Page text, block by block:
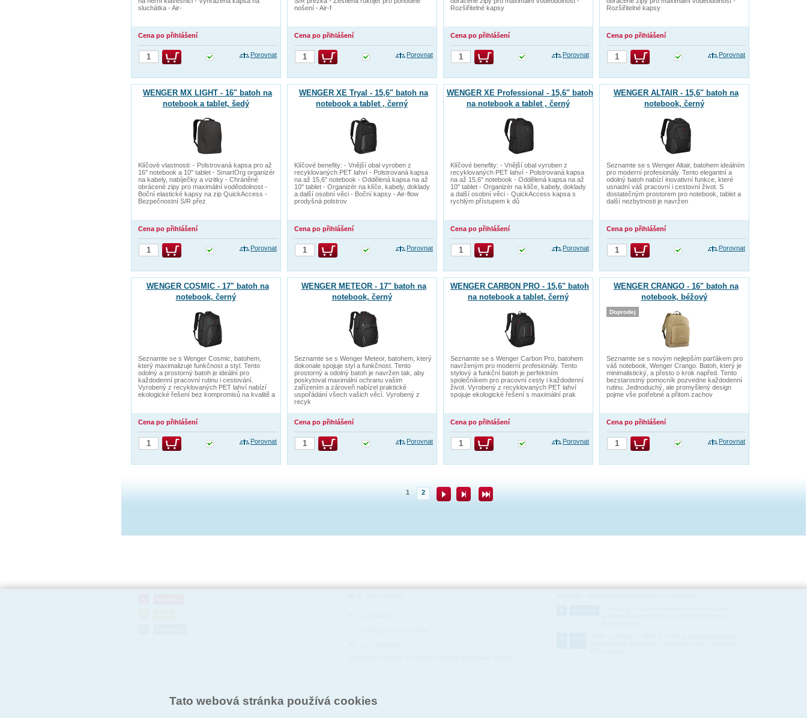
sluchátka - Air-
Cena po přihlášení
Porovnat
nošení - Air-f
Cena po přihlášení
Porovnat
Rozšiřitelné kapsy
Cena po přihlášení
Porovnat
Rozšiřitelné kapsy
Cena po přihlášení
Porovnat
WENGER MX LIGHT - 16" batoh na
notebook a tablet, šedý
Klíčové vlastnosti: - Polstrovaná kapsa pro až
16" notebook a 10" tablet - SmartOrg organizér
na kabely, nabíječky a vizitky - Chráněné
obrácené zipy pro maximální voděodolnost -
Boční elastické kapsy na zip QuickAccess -
Bezpečnostní S/R přez
Cena po přihlášení
Porovnat
WENGER XE Tryal - 15,6" batoh na
notebook a tablet , černý
Klíčové benefity: - Vnější obal vyroben z
recyklovaných PET lahví - Polstrovaná kapsa
na až 15,6" notebook - Oddělená kapsa na až
10" tablet - Organizér na klíče, kabely, doklady
a další osobní věci - Boční kapsy - Air-flow
prodyšná polstrov
Cena po přihlášení
Porovnat
WENGER XE Professional - 15,6" batoh
na notebook a tablet , černý
Klíčové benefity: - Vnější obal vyroben z
recyklovaných PET lahví - Polstrovaná kapsa
na až 15,6" notebook - Oddělená kapsa na až
10" tablet - Organizér na klíče, kabely, doklady
a další osobní věci - QuickAccess kapsa s
rychlým přístupem k dů
Cena po přihlášení
Porovnat
WENGER ALTAIR - 15,6" batoh na
notebook, černý
Seznamte se s Wenger Altair, batohem ideálním
pro moderní profesionály. Tento elegantní a
odolný batoh nabízí inovativní funkce, které
usnadní váš pracovní i cestovní život. S
dostatečným prostorem pro notebook, tablet a
další nezbytnosti je navržen
Cena po přihlášení
Porovnat
WENGER COSMIC - 17" batoh na
notebook, černý
Seznamte se s Wenger Cosmic, batohem,
který maximalizuje funkčnost a styl. Tento
odolný a prostorný batoh je ideální pro
každodenní pracovní rutinu i cestování.
Vyrobený z recyklovaných PET lahví nabízí
ekologické řešení bez kompromisů na kvalitě a
Cena po přihlášení
Porovnat
WENGER METEOR - 17" batoh na
notebook, černý
Seznamte se s Wenger Meteor, batohem, který
dokonale spojuje styl a funkčnost. Tento
prostorný a odolný batoh je navržen tak, aby
poskytoval maximální ochranu vašim
zařízením a zároveň nabízel praktické
uspořádání všech vašich věcí. Vyrobený z
recyk
Cena po přihlášení
Porovnat
WENGER CARBON PRO - 15,6" batoh
na notebook a tablet, černý
Seznamte se s Wenger Carbon Pro, batohem
navrženým pro moderní profesionály. Tento
stylový a funkční batoh je perfektním
společníkem pro pracovní cesty i každodenní
život. Vyrobený z recyklovaných PET lahví
spojuje ekologické řešení s maximální prak
Cena po přihlášení
Porovnat
WENGER CRANGO - 16" batoh na
notebook, béžový
Seznamte se s novým nejlepším parťákem pro
váš notebook, Wenger Crango. Batoh, který je
minimalistický, a přesto o krok napřed. Tento
bezstarostný pomocník pozvedne každodenní
rutinu. Jednoduchý, ale promyšlený design
pojme vše potřebné a přitom zachov
Cena po přihlášení
Porovnat
Doprodej
1 2
Tato webová stránka používá cookies